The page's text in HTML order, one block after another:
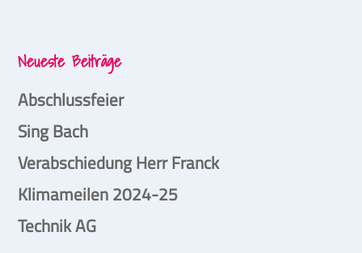
Neueste Beiträge
Abschlussfeier
Sing Bach
Verabschiedung Herr Franck
Klimameilen 2024-25
Technik AG